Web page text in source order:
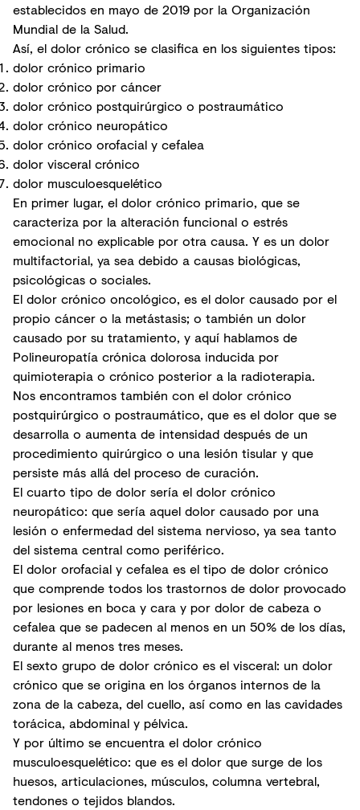
establecidos en mayo de 2019 por la Organización
Mundial de la Salud.
Así, el dolor crónico se clasifica en los siguientes tipos:
dolor crónico primario
dolor crónico por cáncer
dolor crónico postquirúrgico o postraumático
dolor crónico neuropático
dolor crónico orofacial y cefalea
dolor visceral crónico
dolor musculoesquelético
En primer lugar, el dolor crónico primario, que se
caracteriza por la alteración funcional o estrés
emocional no explicable por otra causa. Y es un dolor
multifactorial, ya sea debido a causas biológicas,
psicológicas o sociales.
El dolor crónico oncológico, es el dolor causado por el
propio cáncer o la metástasis; o también un dolor
causado por su tratamiento, y aquí hablamos de
Polineuropatía crónica dolorosa inducida por
quimioterapia o crónico posterior a la radioterapia.
Nos encontramos también con el dolor crónico
postquirúrgico o postraumático, que es el dolor que se
desarrolla o aumenta de intensidad después de un
procedimiento quirúrgico o una lesión tisular y que
persiste más allá del proceso de curación.
El cuarto tipo de dolor sería el dolor crónico
neuropático: que sería aquel dolor causado por una
lesión o enfermedad del sistema nervioso, ya sea tanto
del sistema central como periférico.
El dolor orofacial y cefalea es el tipo de dolor crónico
que comprende todos los trastornos de dolor provocado
por lesiones en boca y cara y por dolor de cabeza o
cefalea que se padecen al menos en un 50% de los días,
durante al menos tres meses.
El sexto grupo de dolor crónico es el visceral: un dolor
crónico que se origina en los órganos internos de la
zona de la cabeza, del cuello, así como en las cavidades
torácica, abdominal y pélvica.
Y por último se encuentra el dolor crónico
musculoesquelético: que es el dolor que surge de los
huesos, articulaciones, músculos, columna vertebral,
tendones o tejidos blandos.